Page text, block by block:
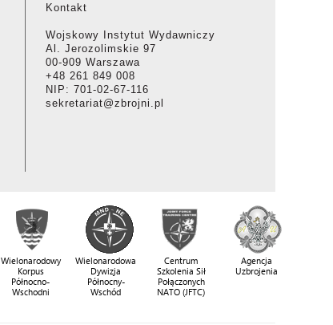
Kontakt
Wojskowy Instytut Wydawniczy
Al. Jerozolimskie 97
00-909 Warszawa
+48 261 849 008
NIP: 701-02-67-116
sekretariat@zbrojni.pl
Wielonarodowy
Korpus
Północno-
Wschodni
Wielonarodowa
Dywizja
Północny-
Wschód
Centrum
Szkolenia Sił
Połączonych
NATO (JFTC)
Agencja
Uzbrojenia